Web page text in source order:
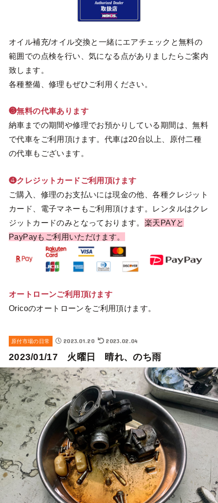
オイル補充/オイル交換と一緒にエアチェックと無料の
範囲での点検を行い、気になる点がありましたらご案内
致します。
各種整備、修理もぜひご利用ください。
❸無料の代車あります
納車までの期間や修理でお預かりしている期間は、無料
で代車をご利用頂けます。代車は20台以上、原付二種
の代車もございます。
❹クレジットカードご利用頂けます
ご購入、修理のお支払いには現金の他、各種クレジット
カード、電子マネーもご利用頂けます。レンタルはクレ
ジットカードのみとなっております。 楽天PAYと
PayPayもご利用いただけます。
オートローンご利用頂けます
Oricoのオートローンをご利用頂けます。
原付市場の日常 2023.01.20 2023.02.04
2023/01/17 火曜日 晴れ、のち雨